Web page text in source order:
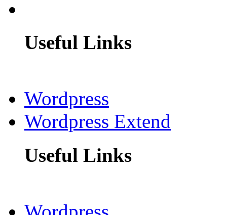
Useful Links
Wordpress
Wordpress Extend
Useful Links